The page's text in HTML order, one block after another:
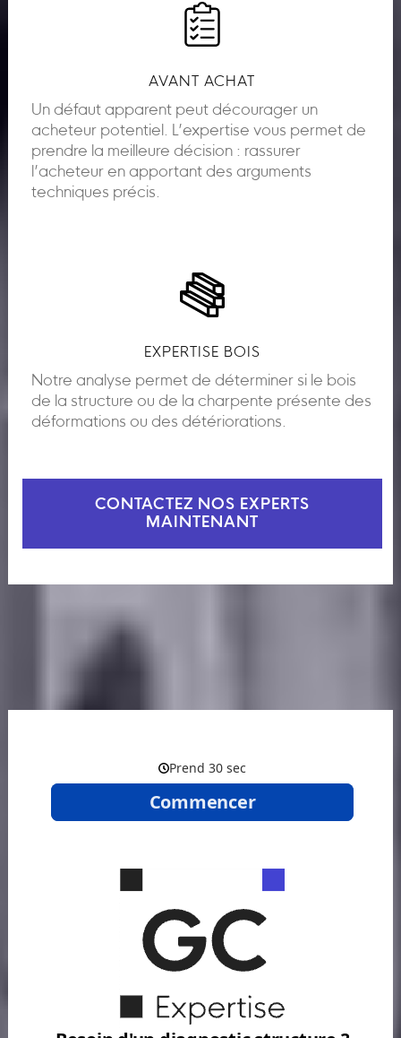
AVANT ACHAT
Un défaut apparent peut décourager un
acheteur potentiel. L’expertise vous permet de
prendre la meilleure décision : rassurer
l’acheteur en apportant des arguments
techniques précis.
EXPERTISE BOIS
Notre analyse permet de déterminer si le bois
de la structure ou de la charpente présente des
déformations ou des détériorations.
CONTACTEZ NOS EXPERTS
MAINTENANT